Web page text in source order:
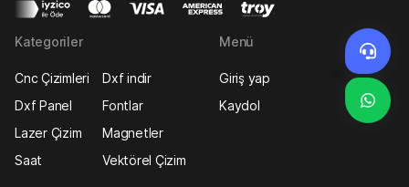
Kategoriler
Cnc Çizimleri
Dxf indir
Dxf Panel
Fontlar
Lazer Çizim
Magnetler
Saat
Vektörel Çizim
Menü
Giriş yap
Kaydol